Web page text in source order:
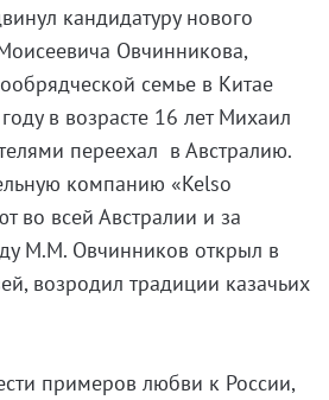
кандидатуру нового
Овчинникова,
семье в Китае
в возрасте 16 лет Михаил
переехал в Австралию.
компанию «Kelso
во всей Австралии и за
М.М. Овчинников открыл в
возродил традиции казачьих
примеров любви к России,